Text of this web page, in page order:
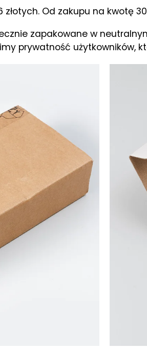
złotych. Od zakupu na kwotę
zapakowane w
prywatność użytkowników,